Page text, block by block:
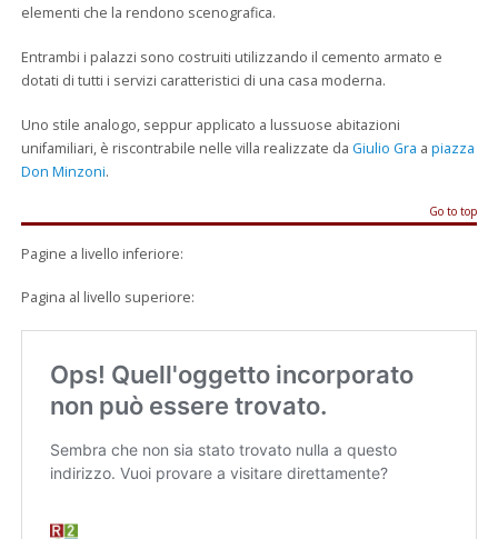
elementi che la rendono scenografica.
Entrambi i palazzi sono costruiti utilizzando il cemento armato e
dotati di tutti i servizi caratteristici di una casa moderna.
Uno stile analogo, seppur applicato a lussuose abitazioni
unifamiliari, è riscontrabile nelle villa realizzate da Giulio Gra a piazza
Don Minzoni.
Go to top
Pagine a livello inferiore:
Pagina al livello superiore: